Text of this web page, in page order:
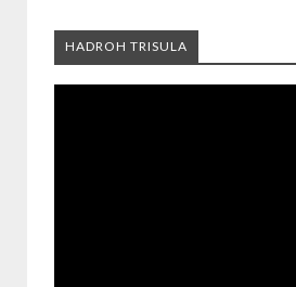
HADROH TRISULA